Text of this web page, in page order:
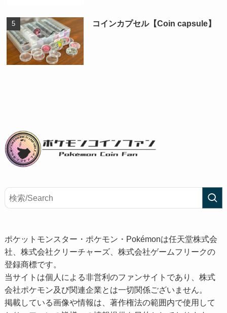
コインカプセル【Coin capsule】
ポケットモンスター・ポケモン・Pokémonは任天堂株式会
社、株式会社クリーチャーズ、株式会社ゲームフリークの
登録商標です。
当サイトは個人による非営利のファンサイトであり、株式
会社ポケモン及び関連企業とは一切関係ございません。
掲載している画像や情報は、著作権法の範囲内で使用して